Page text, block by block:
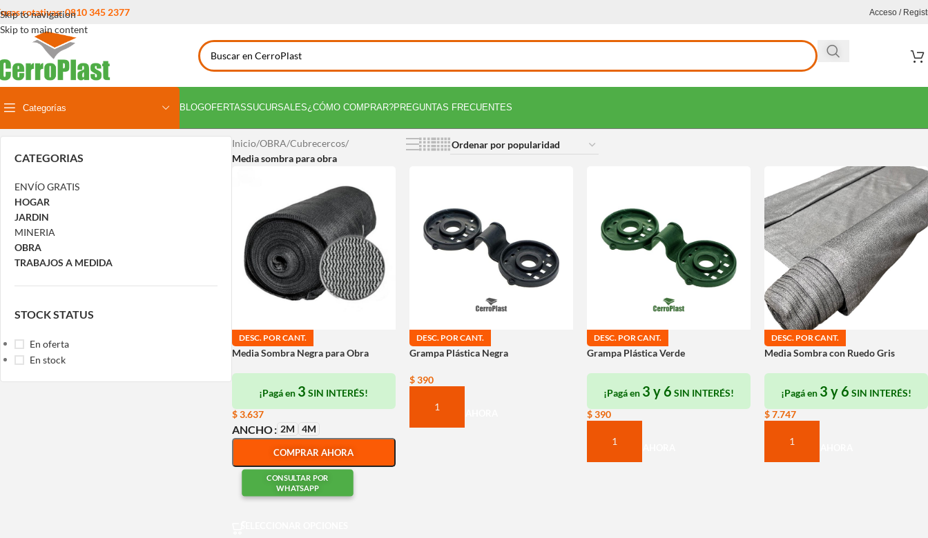
Skip to navigation
Skip to main content
rotativas: 0810 345 2377 Acceso /
Categorías BLOGOFERTASSUCURSALES¿CÓMO COMPRAR?PREGUNTAS FRECUENTES
CATEGORIAS
ENVÍO GRATIS
HOGAR
JARDIN
MINERIA
OBRA
TRABAJOS A MEDIDA
STOCK STATUS
En oferta
En stock
Inicio/OBRA/Cubrecercos/
Media sombra para obra
DESC. POR CANT.
Media Sombra Negra para Obra
¡Pagá en 3 SIN INTERÉS!
$3.637
ANCHO 2M 4M
COMPRAR AHORA
CONSULTAR POR
WHATSAPP
DESC. POR CANT.
Grampa Plástica Negra
$390
COMPRAR AHORA
DESC. POR CANT.
Grampa Plástica Verde
¡Pagá en 3 y 6 SIN INTERÉS!
$390
COMPRAR AHORA
DESC. POR CANT.
Media Sombra con Ruedo Gris
¡Pagá en 3 y 6 SIN INTERÉS!
$7.747
COMPRAR AHORA